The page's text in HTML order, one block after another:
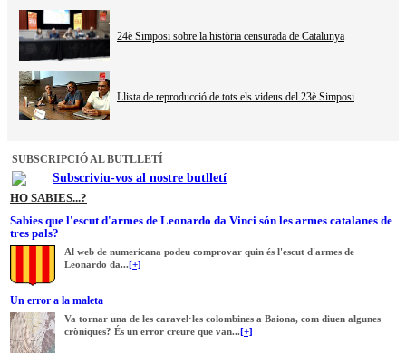
24è Simposi sobre la història censurada de Catalunya
Llista de reproducció de tots els videus del 23è Simposi
SUBSCRIPCIÓ AL BUTLLETÍ
Subscriviu-vos al nostre butlletí
HO SABIES...?
Sabies que l'escut d'armes de Leonardo da Vinci són les armes catalanes de
tres pals?
Al web de numericana podeu comprovar quin és l'escut d'armes de
Leonardo da...[+]
Un error a la maleta
Va tornar una de les caravel·les colombines a Baiona, com diuen algunes
cròniques? És un error creure que van...[+]